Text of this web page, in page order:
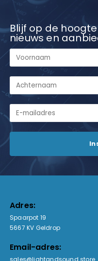
Blijf op de
nieuws en
Adres:
Spaarpot 19
5667 KV Geldrop
Email-adres: